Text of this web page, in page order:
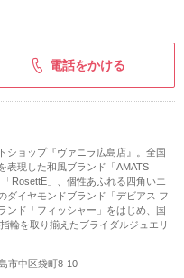
電話をかける
ショップ『ヴァニラ広島店』。全国
表現した和風ブランド「AMATS
RosettE」、個性あふれる四角いエ
ダイヤモンドブランド「デビアス フ
ンド「フィッシャー」をはじめ、国
輪を取り揃えたブライダルジュエリ
市中区袋町8-10